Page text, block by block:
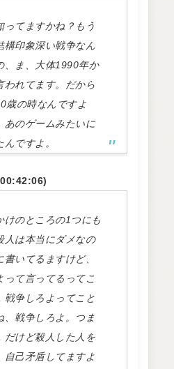
ってますかね？もう
構印象深い戦争なん
、ま、大体1990年か
われてます。だから
歳の時なんですよ
のゲームみたいに
ですよ。
けのところの1つにも
人は本当にダメなの
いてるますけど、
って言ってるってこ
戦争しろよってこと
戦争しろよ。つま
だけど殺人した人を
自己矛盾してますよ